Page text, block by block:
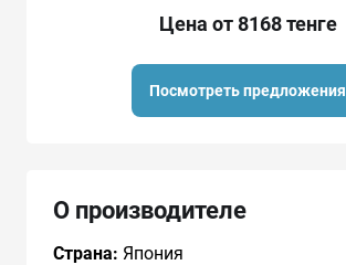
Цена от 8168 тенге
Посмотреть предложения
О производителе
Страна: Япония